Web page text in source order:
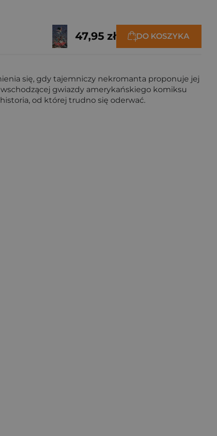
47,95 zł DO KOSZYKA
się, gdy tajemniczy nekromanta proponuje jej
gwiazdy amerykańskiego komiksu
od której trudno się oderwać.